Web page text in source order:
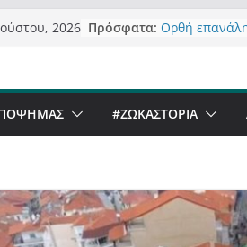
2026 Πρόσφατα: Ορθή
Sky στην
Πόσο σανό να
σε τίτλους
#ZΩΚΑΣΤΟΡΙΑ